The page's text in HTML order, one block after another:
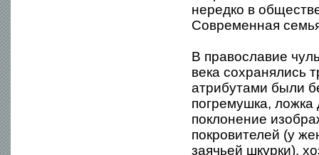
нередко в
Современная
В православие
века сохранялись
атрибутами были
погремушка,
поклонение
покровителей (у
заячьей шкурки),